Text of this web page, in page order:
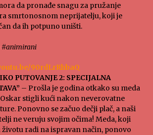
projekcija filma „Sportsko srce“ uz
gostovanje glumačke ekipe u Cineplexx Niš
Petak, 13, mart od 19.30 časova
5 months ago
da pronađe snagu za pružanje
smrtonosnom neprijatelju, koji je
da ih potpuno uništi.
#animirani
90rdLrRhbaQ
PUTOVANJE 2: SPECIJALNA
– Prošla je godina otkako su meda
stigli kući nakon neverovatne
Ponovno se začuo dečji plač, a naši
ne veruju svojim očima! Meda, koji
životu radi na ispravan način, ponovo